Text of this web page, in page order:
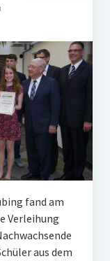
fand am
Verleihung
aus dem